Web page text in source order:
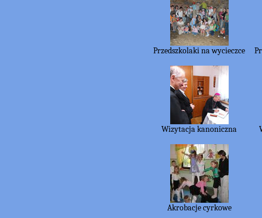
Przedszkolaki na wycieczce
Wizytacja kanoniczna
Akrobacje cyrkowe